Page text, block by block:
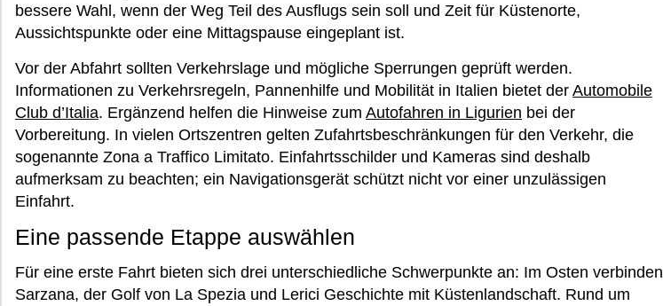
bessere Wahl, wenn der Weg Teil des Ausflugs sein soll und Zeit für Küstenorte,
Aussichtspunkte oder eine Mittagspause eingeplant ist.
Vor der Abfahrt sollten Verkehrslage und mögliche Sperrungen geprüft werden.
Informationen zu Verkehrsregeln, Pannenhilfe und Mobilität in Italien bietet der Automobile
Club d’Italia. Ergänzend helfen die Hinweise zum Autofahren in Ligurien bei der
Vorbereitung. In vielen Ortszentren gelten Zufahrtsbeschränkungen für den Verkehr, die
sogenannte Zona a Traffico Limitato. Einfahrtsschilder und Kameras sind deshalb
aufmerksam zu beachten; ein Navigationsgerät schützt nicht vor einer unzulässigen
Einfahrt.
Eine passende Etappe auswählen
Für eine erste Fahrt bieten sich drei unterschiedliche Schwerpunkte an: Im Osten verbinden
Sarzana, der Golf von La Spezia und Lerici Geschichte mit Küstenlandschaft. Rund um